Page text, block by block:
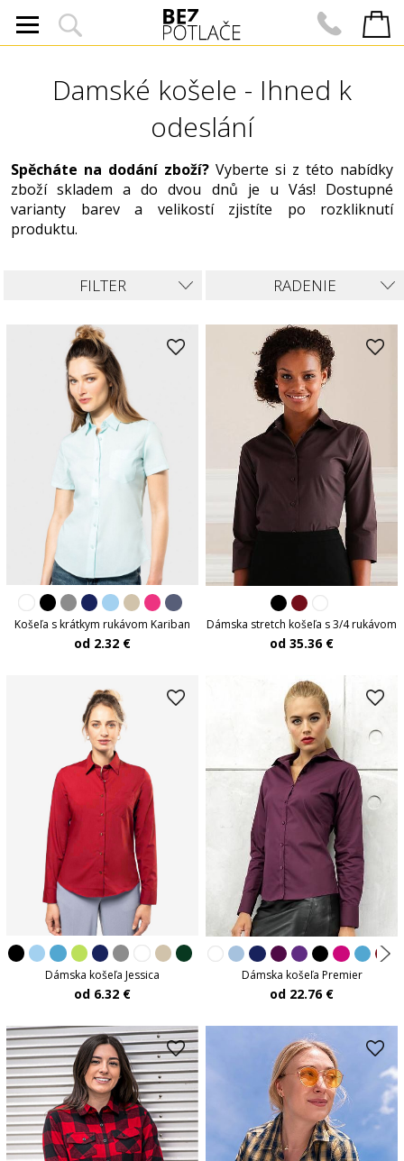
Damské košele - Ihned k
odeslání
Spěcháte na dodání zboží? Vyberte si z této nabídky
zboží skladem a do dvou dnů je u Vás! Dostupné
varianty barev a velikostí zjistíte po rozkliknutí
produktu.
RADENIE
FILTER
Košeľa s krátkym rukávom Kariban
od 2.32 €
Dámska stretch košeľa s 3/4 rukávom
od 35.36 €
Dámska košeľa Jessica
od 6.32 €
Dámska košeľa Premier
od 22.76 €